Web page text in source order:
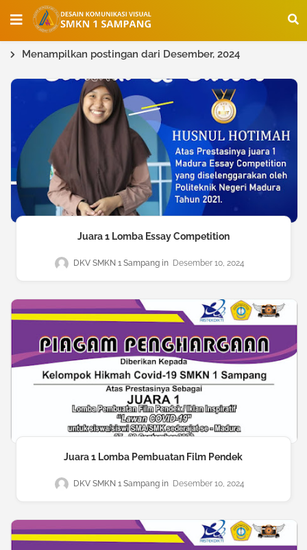
Menampilkan postingan dari Desember, 2024
Juara 1 Lomba Essay Competition
DKV SMKN 1 Sampang Desember 10, 2024
Juara 1 Lomba Pembuatan Film Pendek
DKV SMKN 1 Sampang Desember 10, 2024